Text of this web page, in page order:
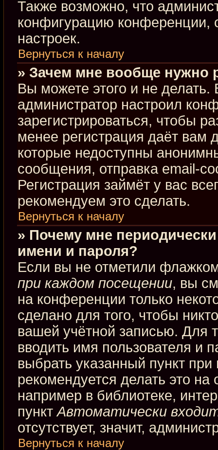
Также возможно, что
конфигурацию конференции,
настроек.
Вернуться к началу
» Зачем мне вообще нужно
Вы можете этого и не делать.
администратор настроил
зарегистрироваться, чтобы
менее регистрация даёт вам
которые недоступны
сообщения, отправка email-
Регистрация займёт у вас
рекомендуем это сделать.
Вернуться к началу
» Почему мне
имени и пароля?
Если вы не отметили
при каждом посещении, вы
на конференции только
сделано для того, чтобы
вашей учётной записью. Для
вводить имя пользователя и
выбрать указанный пункт
рекомендуется делать это
например в библиотеке,
пунктАвтоматически
отсутствует, значит,
Вернуться к началу